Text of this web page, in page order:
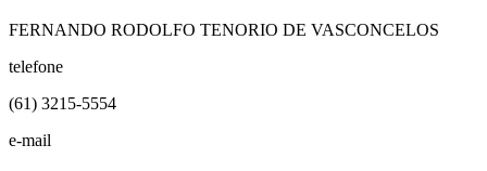
FERNANDO RODOLFO TENORIO DE VASCONCELOS
telefone
(61) 3215-5554
e-mail